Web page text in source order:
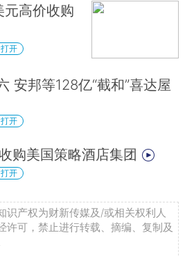
元高价收购
开
安邦等128亿“截和”喜达屋
开
购美国策略酒店集团
开
识产权为财新传媒及/或相关权利人
许可，禁止进行转载、摘编、复制及